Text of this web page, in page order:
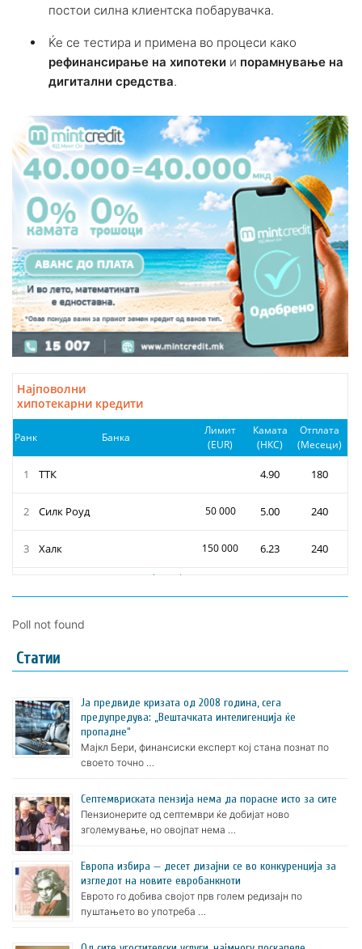
постои силна клиентска побарувачка.
Ќе се тестира и примена во процеси како
рефинансирање на хипотеки и порамнување на
дигитални средства.
Poll not found
Статии
Ја предвиде кризата од 2008 година, сега
предупредува: „Вештачката интелигенција ќе
пропадне“
Мајкл Бери, финансиски експерт кој стана познат по
своето точно …
Септемвриската пензија нема да порасне исто за сите
Пензионерите од септември ќе добијат ново
зголемување, но овојпат нема …
Европа избира — десет дизајни се во конкуренција за
изгледот на новите евробанкноти
Еврото го добива својот прв голем редизајн по
пуштањето во употреба …